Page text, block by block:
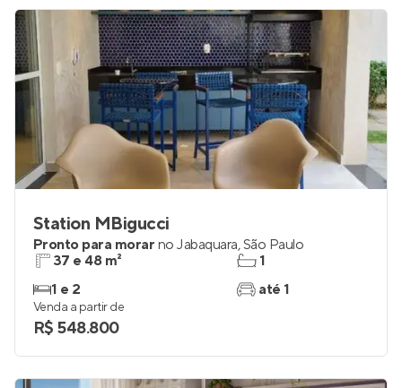
Station MBigucci
Pronto para morar no Jabaquara,São Paulo
37 e 48 m²
1 e 2
1
até 1
Venda a partir de
R$ 548.800